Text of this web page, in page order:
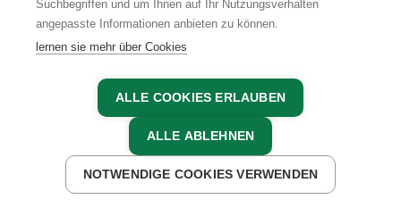
JETZT ANFRAGEN
Suchbegriffen und um Ihnen auf Ihr Nutzungsverhalten
angepasste Informationen anbieten zu können.
lernen sie mehr über Cookies
ALLE COOKIES ERLAUBEN
ALLE ABLEHNEN
NOTWENDIGE COOKIES VERWENDEN